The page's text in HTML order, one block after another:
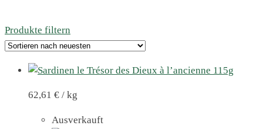
Produkte filtern
62,61 € / kg
Ausverkauft